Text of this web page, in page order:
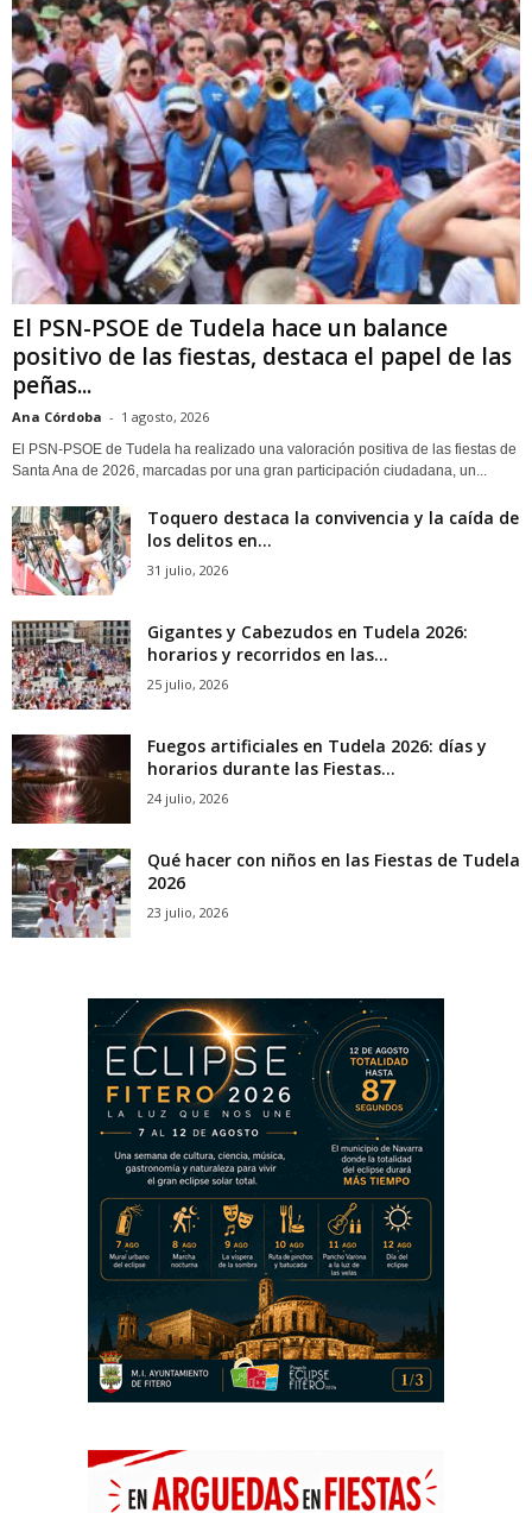
El PSN-PSOE de Tudela hace un balance
positivo de las fiestas, destaca el papel de las
peñas...
Ana Córdoba - 1 agosto, 2026
El PSN-PSOE de Tudela ha realizado una valoración positiva de las fiestas de
Santa Ana de 2026, marcadas por una gran participación ciudadana, un...
Toquero destaca la convivencia y la caída de
los delitos en...
31 julio, 2026
Gigantes y Cabezudos en Tudela 2026:
horarios y recorridos en las...
25 julio, 2026
Fuegos artificiales en Tudela 2026: días y
horarios durante las Fiestas...
24 julio, 2026
Qué hacer con niños en las Fiestas de Tudela
2026
23 julio, 2026